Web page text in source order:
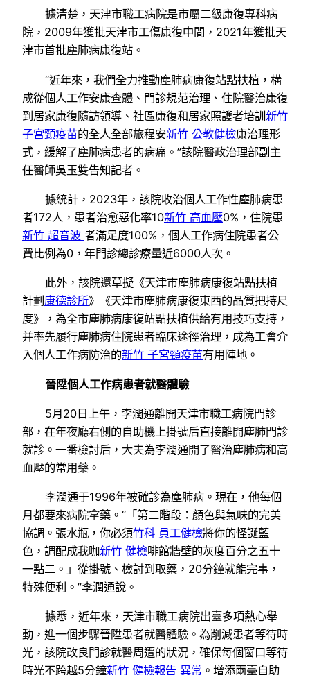
據清楚，天津市職工病院是市屬二級康復專科病
院，2009年獲批天津市工傷康復中間，2021年獲批天
津市首批塵肺病康復站。
“近年來，我們全力推動塵肺病康復站點扶植，構
成從個人工作安康查體、門診規范治理、住院醫治康復
到居家康復隨訪領導、社區康復和居家照護者培訓新竹
子宮頸疫苗的全人全部旅程安新竹 公教健檢康治理形
式，緩解了塵肺病患者的病痛。”該院醫政治理部副主
任醫師吳玉雙告知記者。
據統計，2023年，該院收治個人工作性塵肺病患
者172人，患者治愈惡化率10新竹 高血壓0%，住院患
新竹 超音波 者滿足度100%，個人工作病住院患者公
費比例為0，年門診總診療量近6000人次。
此外，該院還草擬《天津市塵肺病康復站點扶植
計劃 康德診所》《天津市塵肺病康復東西的品質把持尺
度》，為全市塵肺病康復站點扶植供給有用技巧支持，
并率先履行塵肺病住院患者臨床途徑治理，成為工會介
入個人工作病防治的新竹 子宮頸疫苗有用陣地。
晉陞個人工作病患者就醫體驗
5月20日上午，李潤通離開天津市職工病院門診
部，在年夜廳右側的自助機上掛號后直接離開塵肺門診
就診。一番檢討后，大夫為李潤通開了醫治塵肺病和高
血壓的常用藥。
李潤通于1996年被確診為塵肺病。現在，他每個
月都要來病院拿藥。“「第二階段：顏色與氣味的完美
協調。張水瓶，你必須竹科 員工健檢將你的怪誕藍
色，調配成我咖新竹 健檢啡館牆壁的灰度百分之五十
一點二。」從掛號、檢討到取藥，20分鐘就能完事，
特殊便利。”李潤通說。
據悉，近年來，天津市職工病院出臺多項熱心舉
動，進一個步驟晉陞患者就醫體驗。為削減患者等待時
光，該院改良門診就醫周遭的狀況，確保每個窗口等待
時光不跨越5分鐘新竹 健檢報告 異常 。增添兩臺自助